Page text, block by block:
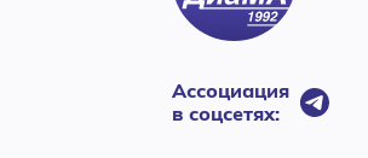
Ассоциация
в соцсетях: